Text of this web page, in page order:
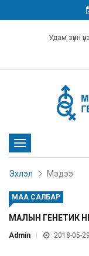
Удам зүйн
Toggle
navigation
Эхлэл
Мэдээ
МАА САЛБАР
МАЛЫН ГЕНЕТИК
Admin 2018-05-